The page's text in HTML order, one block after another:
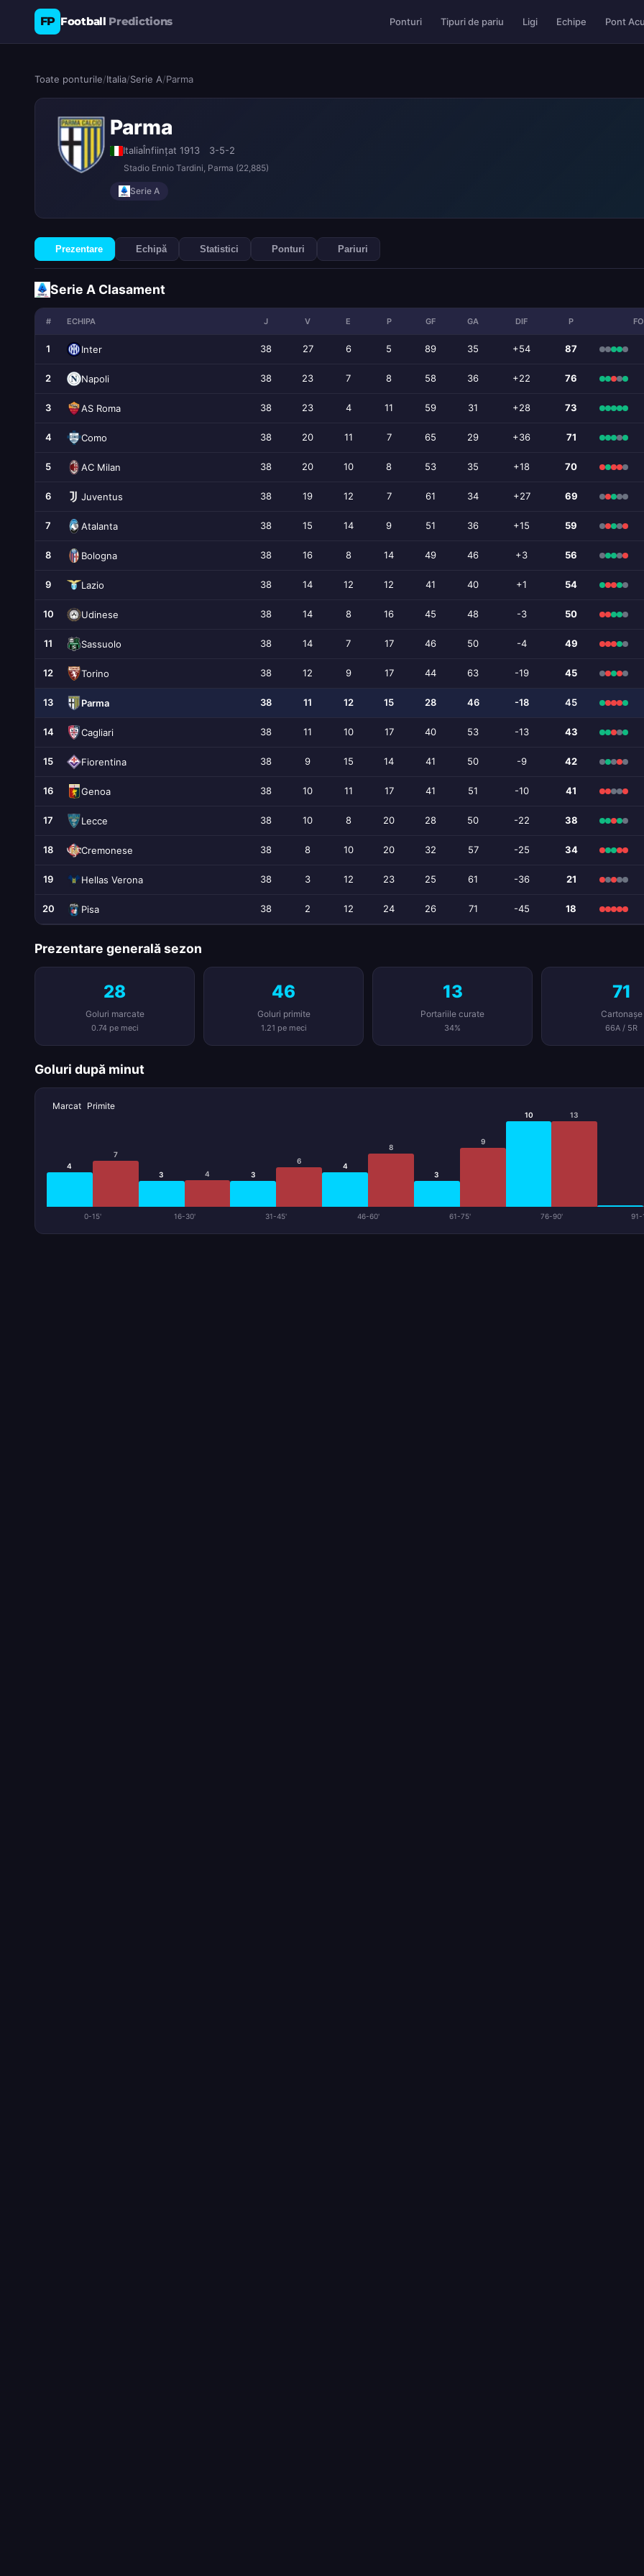
FP Football Predictions Ponturi Tipuri de pariu Ligi Echipe Pont
Toate ponturile/Italia/Serie A/Parma
Parma
ItaliaÎnființat 1913 3-5-2
Stadio Ennio Tardini, Parma (22,885)
Serie A
Prezentare Echipă Statistici Ponturi Pariuri
Serie A Clasament
# ECHIPA J V E P GF GA DIF P
1 Inter 38 27 6 5 89 35 +54 87
2 Napoli 38 23 7 8 58 36 +22 76
3 AS Roma 38 23 4 11 59 31 +28 73
4 Como 38 20 11 7 65 29 +36 71
5 AC Milan 38 20 10 8 53 35 +18 70
6 Juventus 38 19 12 7 61 34 +27 69
7 Atalanta 38 15 14 9 51 36 +15 59
8 Bologna 38 16 8 14 49 46 +3 56
9 Lazio 38 14 12 12 41 40 +1 54
10 Udinese 38 14 8 16 45 48 -3 50
11 Sassuolo 38 14 7 17 46 50 -4 49
12 Torino 38 12 9 17 44 63 -19 45
13 Parma 38 11 12 15 28 46 -18 45
14 Cagliari 38 11 10 17 40 53 -13 43
15 Fiorentina 38 9 15 14 41 50 -9 42
16 Genoa 38 10 11 17 41 51 -10 41
17 Lecce 38 10 8 20 28 50 -22 38
18 Cremonese 38 8 10 20 32 57 -25 34
19 Hellas Verona 38 3 12 23 25 61 -36 21
20 Pisa 38 2 12 24 26 71 -45 18
Prezentare generală sezon
28
Goluri marcate
0.74 pe meci
46
Goluri primite
1.21 pe meci
13
Portariile curate
34%
71
Cartonașe
66A / 5R
Goluri după minut
Marcat Primite
4
7
0-15'
3 4
16-30'
3
6
31-45'
4
8
46-60'
3
9
61-75'
10 13
76-90' 91-